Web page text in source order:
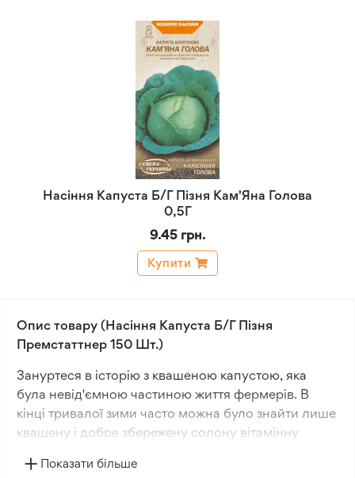
Насіння Капуста Б/Г Пізня Кам'Яна Голова
0,5Г
9.45 грн.
Купити
Опис товару (Насіння Капуста Б/Г Пізня
Премстаттнер 150 Шт.)
Зануртеся в історію з квашеною капустою, яка
була невід'ємною частиною життя фермерів. В
кінці тривалої зими часто можна було знайти лише
квашену і добре збережену солону вітамінну
Показати більше